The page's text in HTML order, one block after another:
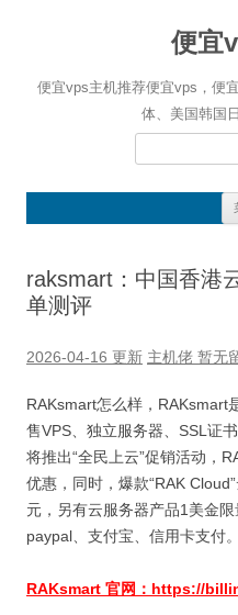
便宜
便宜vps主机推荐便宜vps，便
体、美国韩国
搜
raksmart：中国香港
单测评
2026-04-16 更新 主机佬 暂无
RAKsmart怎么样，RAKsmart
售VPS、独立服务器、SSL证
将推出“全民上云”促销活动，
优惠，同时，爆款“RAK Cloud
元，另有云服务器产品1 美金
paypal、支付宝、信用卡支付。
RAKsmart 官网：https://